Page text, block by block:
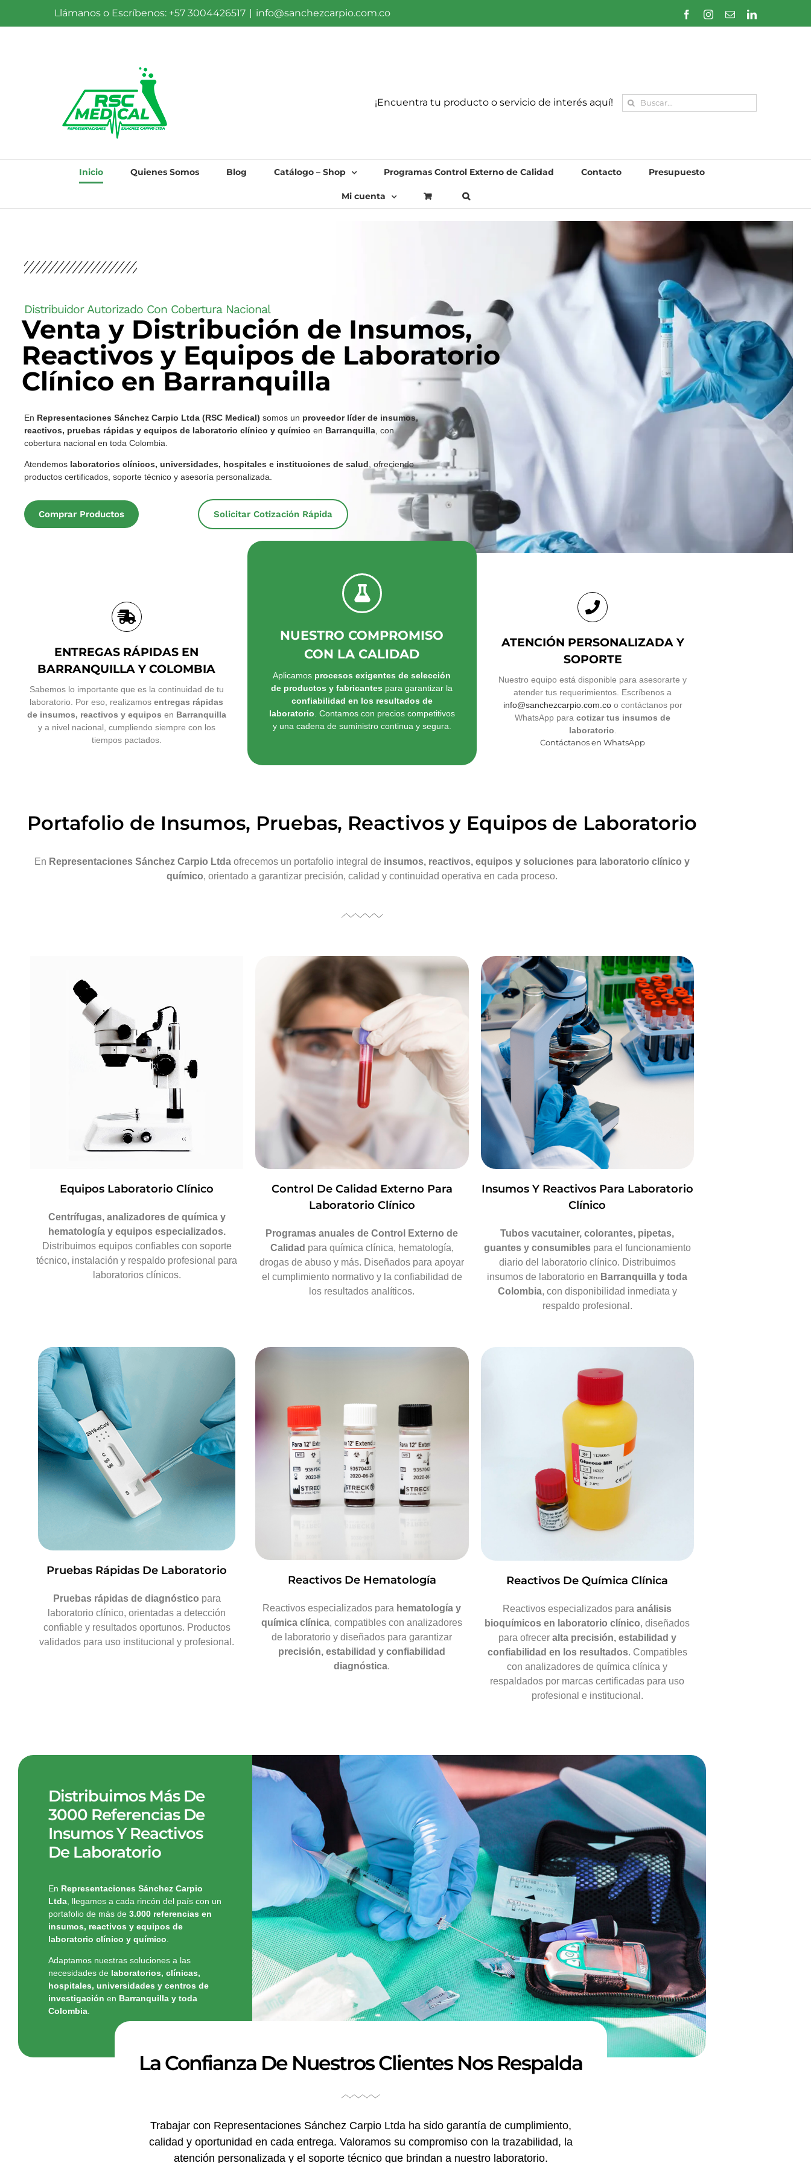
Llámanos o Escríbenos: +57 3004426517 | info@sanchezcarpio.com.co
¡Encuentra tu producto o servicio de interés aquí!
Inicio Quienes Somos Blog Catálogo – Shop Programas Control Externo de Calidad Contacto Presupuesto
Mi cuenta
Distribuidor Autorizado Con Cobertura Nacional
Venta y Distribución de Insumos,
Reactivos y Equipos de Laboratorio
Clínico en Barranquilla
En Representaciones Sánchez Carpio Ltda (RSC Medical) somos un proveedor líder de insumos,
reactivos, pruebas rápidas y equipos de laboratorio clínico y químico en Barranquilla , con
cobertura nacional en toda Colombia.
Atendemos laboratorios clínicos, universidades, hospitales e instituciones de salud , ofreciendo
productos certificados, soporte técnico y asesoría personalizada.
Comprar Productos Solicitar Cotización Rápida
ENTREGAS RÁPIDAS EN
BARRANQUILLA Y COLOMBIA
Sabemos lo importante que es la continuidad de tu
laboratorio. Por eso, realizamosentregas rápidas
de insumos, reactivos y equipos en Barranquilla
y a nivel nacional, cumpliendo siempre con los
tiempos pactados.
NUESTRO COMPROMISO
CON LA CALIDAD
Aplicamos procesos exigentes de selección
de productos y fabricantes para garantizar la
confiabilidad en los resultados de
laboratorio . Contamos con precios competitivos
y una cadena de suministro continua y segura.
ATENCIÓN PERSONALIZADA Y
SOPORTE
Nuestro equipo está disponible para asesorarte y
atender tus requerimientos. Escríbenos a
info@sanchezcarpio.com.coo contáctanos por
WhatsApp paracotizar tus insumos de
laboratorio
Contáctanos en WhatsApp
Portafolio de Insumos, Pruebas, Reactivos y Equipos de Laboratorio
En Representaciones Sánchez Carpio Ltda ofrecemos un portafolio integral de insumos, reactivos, equipos y soluciones para laboratorio clínico y
químico, orientado a garantizar precisión, calidad y continuidad operativa en cada proceso.
Equipos Laboratorio Clínico
Centrífugas, analizadores de química y
hematología y equipos especializados.
Distribuimos equipos confiables con soporte
técnico, instalación y respaldo profesional para
laboratorios clínicos.
Control De Calidad Externo Para
Laboratorio Clínico
Programas anuales de Control Externo de
Calidad para química clínica, hematología,
drogas de abuso y más. Diseñados para apoyar
el cumplimiento normativo y la confiabilidad de
los resultados analíticos.
Insumos Y Reactivos Para Laboratorio
Clínico
Tubos vacutainer, colorantes, pipetas,
guantes y consumiblespara el funcionamiento
diario del laboratorio clínico. Distribuimos
insumos de laboratorio en Barranquilla y toda
Colombia, con disponibilidad inmediata y
respaldo profesional.
Pruebas Rápidas De Laboratorio
Pruebas rápidas de diagnóstico para
laboratorio clínico, orientadas a detección
confiable y resultados oportunos. Productos
validados para uso institucional y profesional.
Reactivos De Hematología
Reactivos especializados para hematología y
química clínica, compatibles con analizadores
de laboratorio y diseñados para garantizar
precisión, estabilidad y confiabilidad
diagnóstica.
Reactivos De Química Clínica
Reactivos especializados paraanálisis
bioquímicos en laboratorio clínico, diseñados
para ofrecer alta precisión, estabilidad y
confiabilidad en los resultados. Compatibles
con analizadores de química clínica y
respaldados por marcas certificadas para uso
profesional e institucional.
Distribuimos Más De
3000 Referencias De
Insumos Y Reactivos
De Laboratorio
En Representaciones Sánchez Carpio
Ltda , llegamos a cada rincón del país con un
portafolio de más de 3.000 referencias en
insumos, reactivos y equipos de
laboratorio clínico y químico
Adaptamos nuestras soluciones a las
necesidades de laboratorios, clínicas,
hospitales, universidades y centros de
investigación en Barranquilla y toda
Colombia
La Confianza De Nuestros Clientes Nos Respalda
Trabajar con Representaciones Sánchez Carpio Ltda ha sido garantía de cumplimiento,
calidad y oportunidad en cada entrega. Valoramos su compromiso con la trazabilidad, la
atención personalizada y el soporte técnico que brindan a nuestro laboratorio.